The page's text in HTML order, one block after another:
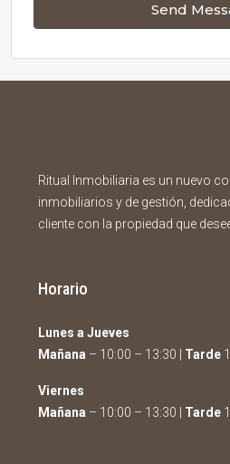
Send
Ritual Inmobiliaria es un nuevo
inmobiliarios y de gestión,
cliente con la propiedad que
Horario
Lunes a Jueves
Mañana – 10:00 – 13:30 | Tarde
Viernes
Mañana – 10:00 – 13:30 | Tarde